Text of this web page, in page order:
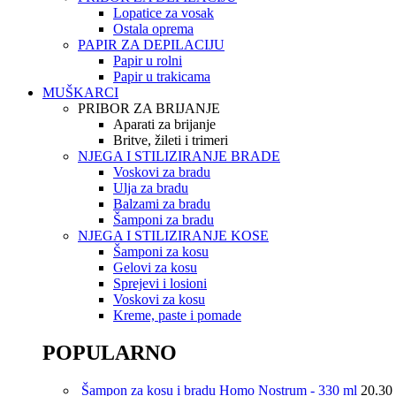
Lopatice za vosak
Ostala oprema
PAPIR ZA DEPILACIJU
Papir u rolni
Papir u trakicama
MUŠKARCI
PRIBOR ZA BRIJANJE
Aparati za brijanje
Britve, žileti i trimeri
NJEGA I STILIZIRANJE BRADE
Voskovi za bradu
Ulja za bradu
Balzami za bradu
Šamponi za bradu
NJEGA I STILIZIRANJE KOSE
Šamponi za kosu
Gelovi za kosu
Sprejevi i losioni
Voskovi za kosu
Kreme, paste i pomade
POPULARNO
Šampon za kosu i bradu Homo Nostrum - 330 ml 20.30